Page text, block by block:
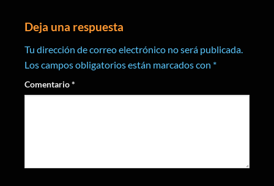
Deja una respuesta
Tu dirección de correo electrónico no será publicada.
Los campos obligatorios están marcados con *
Comentario*